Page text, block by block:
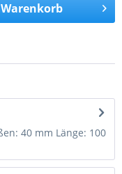
Warenkorb
40 mm Länge: 100